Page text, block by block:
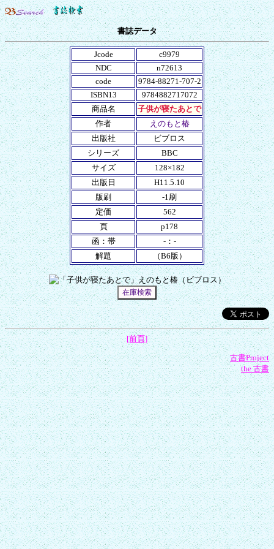
書誌データ
Jcode
c9979
NDC
n72613
code
9784-88271-707-2
ISBN13
9784882717072
商品名
子供が寝たあとで
作者
えのもと椿
出版社
ビブロス
シリーズ
BBC
サイズ
128×182
出版日
H11.5.10
版刷
-1刷
定価
562
頁
p178
函：帯
-：-
解題
（B6版）
[前頁]
古書Project
the 古書